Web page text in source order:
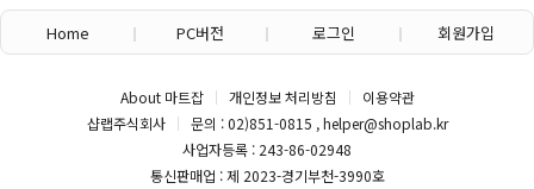
Home PC버전 로그인 회원가입
About 마트잡 개인정보 처리방침
이용약관
샵랩주식회사
문의 : 02)851-0815 , helper@shoplab.kr
사업자등록 : 243-86-02948
통신판매업 : 제 2023-경기부천-3990호